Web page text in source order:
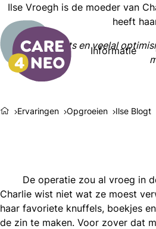
Informatie
Ilse Vroegh is de moeder van
heeft
"Met liefde, trots en veelal
Ervaringen Opgroeien Ilse Blogt
De operatie zou al vroeg in
Charlie wist niet wat ze moest
haar favoriete knuffels, boekjes
de zin te maken. Voor zover dat